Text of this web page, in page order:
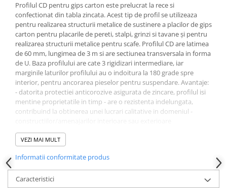
Burghie
Organizatoare
Accesorii unelte
Role abrazive
Unelte electrice speciale
Instrumente de masurat si trasat
Rigle si echere
Nivele
Rulete
Markere
Suruburi, cuie, dibluri si alte
elemente de fixare
Dibluri
Dibluri cu surub
Profilul CD pentru gips carton este prelucrat la rece si
confectionat din tabla zincata. Acest tip de profil se utilizeaza
pentru realizarea structurii metalice de sustinere a placilor de gips
carton pentru placarile de pereti, stalpi, grinzi si tavane și pentru
realizarea structurii metalice pentru scafe. Profilul CD are latimea
de 60 mm, lungimea de 3 m si are sectiunea transversala in forma
de U. Baza profilului are cate 3 rigidizari intermediare, iar
marginile laturilor profilului au o indoitura la 180 grade spre
interior, pentru ancorarea pieselor pentru suspendare. Avantaje:
- datorita protectiei anticorozive asigurata de zincare, profilul isi
mentine proprietatile in timp - are o rezistenta indelungata,
contribuind la obtinerea unei lucrari calitative in domeniul -
Recomandari de aplicare: La realizarea structurilor metalice de
suspendare pentru placarile de pereti, stalpi, grinzi, conducte etc.
VEZI MAI MULT
Informatii conformitate produs
Caracteristici